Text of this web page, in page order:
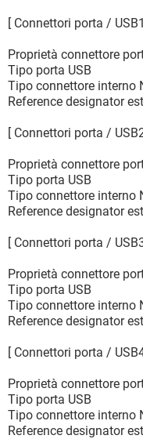
[ Connettori porta /
Proprietà connettore
Tipo porta USB
Tipo connettore interno
Reference designator
[ Connettori porta /
Proprietà connettore
Tipo porta USB
Tipo connettore interno
Reference designator
[ Connettori porta /
Proprietà connettore
Tipo porta USB
Tipo connettore interno
Reference designator
[ Connettori porta /
Proprietà connettore
Tipo porta USB
Tipo connettore interno
Reference designator